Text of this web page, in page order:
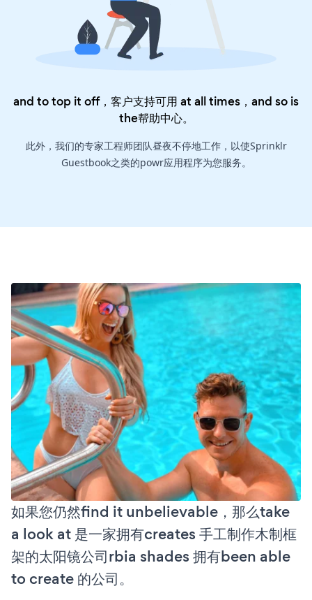
and to top it off，客户支持可用 at all times，and so is
the帮助中心。
此外，我们的专家工程师团队昼夜不停地工作，以使Sprinklr
Guestbook之类的powr应用程序为您服务。
如果您仍然find it unbelievable，那么take
a look at 是一家拥有creates 手工制作木制框
架的太阳镜公司rbia shades 拥有been able
to create 的公司。